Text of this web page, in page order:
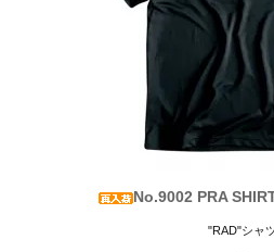
No.9002 PRA
"RAD"シャ